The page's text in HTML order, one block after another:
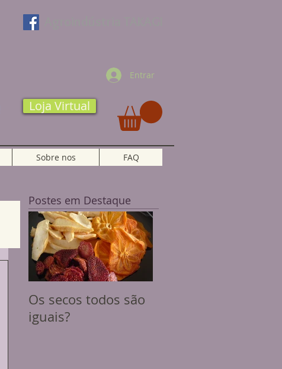
Entrar
Loja Virtual
Sobre nos FAQ
Postes em Destaque
Os secos todos são
iguais?